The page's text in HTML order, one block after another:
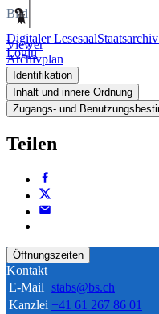
Digitaler Lesesaal
Login
Bild
Viewer
Archivplan
Identifikation
Inhalt und innere Ordnung
Zugangs- und
Teilen
Öffnungszeiten
Kontakt
E-Mail stabs@bs.ch
Kanzlei +41 61 267 86 01